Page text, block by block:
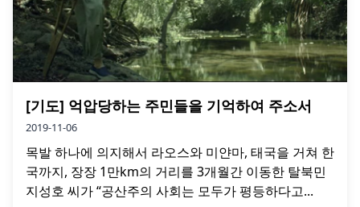
[기도] 억압당하는 주민들을 기억하여 주소서
2019-11-06
목발 하나에 의지해서 라오스와 미얀마, 태국을 거쳐 한
국까지, 장장 1만km의 거리를 3개월간 이동한 탈북민
지성호 씨가 “공산주의 사회는 모두가 평등하다고...